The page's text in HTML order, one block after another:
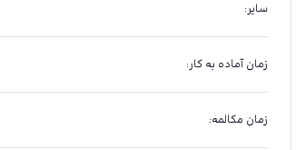
سایر:
زمان آماده به کار:
زمان مکالمه: